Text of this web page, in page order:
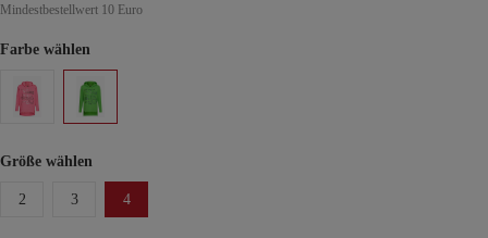
Mindestbestellwert 10 Euro
Farbe wählen
Größe wählen
2 3 4